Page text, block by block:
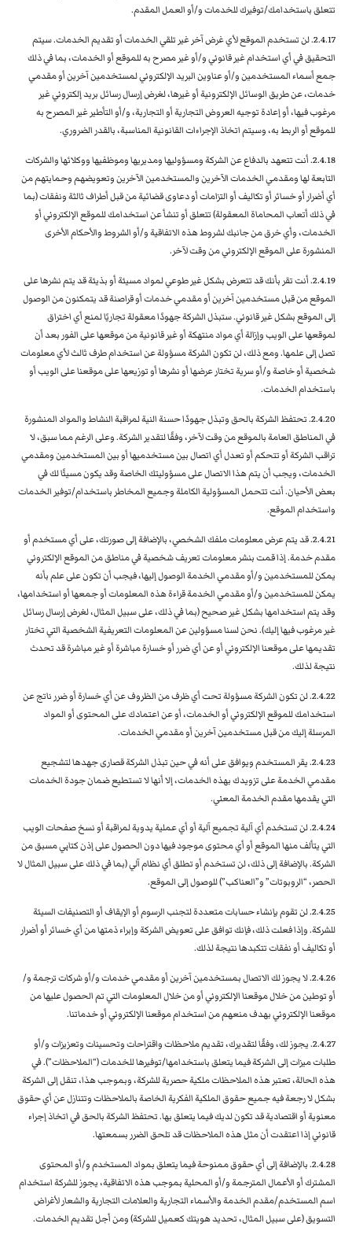
تتعلق باستخدامك/توفيرك للخدمات و/أو العمل المقدم.
2.4.17. لن تستخدم الموقع لأي غرض آخر غير تلقي الخدمات أو تقديم الخدمات. سيتم
التحقيق في أي استخدام غير قانوني و/أو غير مصرح به للموقع أو الخدمات، بما في ذلك
جمع أسماء المستخدمين و/أو عناوين البريد الإلكتروني لمستخدمين آخرين أو مقدمي
خدمات، عن طريق الوسائل الإلكترونية أو غيرها، لغرض إرسال رسائل بريد إلكتروني غير
مرغوب فيها، أو إعادة توجيه العروض التجارية أو التجارية، و/أو التأطير غير المصرح به
للموقع أو الربط به، وسيتم اتخاذ الإجراءات القانونية المناسبة، بالقدر الضروري.
2.4.18. أنت تتعهد بالدفاع عن الشركة ومسؤوليها ومديريها وموظفيها ووكلائها والشركات
التابعة لها ومقدمي الخدمات الآخرين والمستخدمين الآخرين وتعويضهم وحمايتهم من
أي أضرار أو خسائر أو تكاليف أو التزامات أو دعاوى قضائية من قبل أطراف ثالثة ونفقات (بما
في ذلك أتعاب المحاماة المعقولة) تتعلق أو تنشأ عن استخدامك للموقع الإلكتروني أو
الخدمات، وأي خرق من جانبك لشروط هذه الاتفاقية و/أو الشروط والأحكام الأخرى
المنشورة على الموقع الإلكتروني من وقت لآخر.
2.4.19. أنت تقر بأنك قد تتعرض بشكل غير طوعي لمواد مسيئة أو بذيئة قد يتم نشرها على
الموقع من قبل مستخدمين آخرين أو مقدمي خدمات أو قراصنة قد يتمكنون من الوصول
إلى الموقع بشكل غير قانوني. ستبذل الشركة جهودًا معقولة تجاريًا لمنع أي اختراق
لموقعها على الويب وإزالة أي مواد منتهكة أو غير قانونية من موقعها على الفور بعد أن
تصل إلى علمها. ومع ذلك، لن تكون الشركة مسؤولة عن استخدام طرف ثالث لأي معلومات
شخصية أو خاصة و/أو سرية تختار عرضها أو نشرها أو توزيعها على موقعنا على الويب أو
باستخدام الخدمات.
2.4.20. تحتفظ الشركة بالحق وتبذل جهودًا حسنة النية لمراقبة النشاط والمواد المنشورة
في المناطق العامة بالموقع من وقت لآخر، وفقًا لتقدير الشركة. وعلى الرغم مما سبق، لا
تراقب الشركة أو تتحكم أو تعدل أي اتصال بين مستخدميها أو بين المستخدمين ومقدمي
الخدمات، ويجب أن يتم هذا الاتصال على مسؤوليتك الخاصة وقد يكون مسيئًا لك في
بعض الأحيان. أنت تتحمل المسؤولية الكاملة وجميع المخاطر باستخدام/توفير الخدمات
واستخدام الموقع.
2.4.21. قد يتم عرض معلومات ملفك الشخصي، بالإضافة إلى صورتك، على أي مستخدم أو
مقدم خدمة. إذا قمت بنشر معلومات تعريف شخصية في مناطق من الموقع الإلكتروني
يمكن للمستخدمين و/أو مقدمي الخدمة الوصول إليها، فيجب أن تكون على علم بأنه
يمكن للمستخدمين و/أو مقدمي الخدمة قراءة هذه المعلومات أو جمعها أو استخدامها،
وقد يتم استخدامها بشكل غير صحيح (بما في ذلك، على سبيل المثال، لغرض إرسال رسائل
غير مرغوب فيها إليك). نحن لسنا مسؤولين عن المعلومات التعريفية الشخصية التي تختار
تقديمها على موقعنا الإلكتروني أو عن أي ضرر أو خسارة مباشرة أو غير مباشرة قد تحدث
نتيجة لذلك.
2.4.22. لن تكون الشركة مسؤولة تحت أي ظرف من الظروف عن أي خسارة أو ضرر ناتج عن
استخدامك للموقع الإلكتروني أو الخدمات، أو عن اعتمادك على المحتوى أو المواد
المرسلة إليك من قبل مستخدمين آخرين أو مقدمي الخدمات.
2.4.23. يقر المستخدم ويوافق على أنه في حين تبذل الشركة قصارى جهدها لتشجيع
مقدمي الخدمة على تزويدك بهذه الخدمات، إلا أنها لا تستطيع ضمان جودة الخدمات
التي يقدمها مقدم الخدمة المعني.
2.4.24. لن تستخدم أي آلية تجميع آلية أو أي عملية يدوية لمراقبة أو نسخ صفحات الويب
التي يتألف منها الموقع أو أي محتوى موجود فيها دون الحصول على إذن كتابي مسبق من
الشركة. بالإضافة إلى ذلك، لن تستخدم أو تطلق أي نظام آلي (بما في ذلك على سبيل المثال لا
الحصر، “الروبوتات” و”العناكب”) للوصول إلى الموقع.
2.4.25. لن تقوم بإنشاء حسابات متعددة لتجنب الرسوم أو الإيقاف أو التصنيفات السيئة
للشركة. وإذا فعلت ذلك، فإنك توافق على تعويض الشركة وإبراء ذمتها من أي خسائر أو أضرار
أو تكاليف أو نفقات تتكبدها نتيجة لذلك.
2.4.26. لا يجوز لك الاتصال بمستخدمين آخرين أو مقدمي خدمات و/أو شركات ترجمة و/
أو توطين من خلال موقعنا الإلكتروني أو من خلال المعلومات التي تم الحصول عليها من
موقعنا الإلكتروني بهدف منعهم من استخدام موقعنا الإلكتروني أو خدماتنا.
2.4.27. يجوز لك، وفقًا لتقديرك، تقديم ملاحظات واقتراحات وتحسينات وتعزيزات و/أو
طلبات ميزات إلى الشركة فيما يتعلق باستخدامها/توفيرها للخدمات (“الملاحظات”). في
هذه الحالة، تعتبر هذه الملاحظات ملكية حصرية للشركة، وبموجب هذا، تنقل إلى الشركة
بشكل لا رجعة فيه جميع حقوق الملكية الفكرية الخاصة بالملاحظات وتتنازل عن أي حقوق
معنوية أو اقتصادية قد تكون لديك فيما يتعلق بها. تحتفظ الشركة بالحق في اتخاذ إجراء
قانوني إذا اعتقدت أن مثل هذه الملاحظات قد تلحق الضرر بسمعتها.
2.4.28. بالإضافة إلى أي حقوق ممنوحة فيما يتعلق بمواد المستخدم و/أو المحتوى
المشترك أو الأعمال المترجمة و/أو المحلية بموجب هذه الاتفاقية، يجوز للشركة استخدام
اسم المستخدم/مقدم الخدمة والأسماء التجارية والعلامات التجارية والشعار لأغراض
التسويق (على سبيل المثال، تحديد هويتك كعميل للشركة) ومن أجل تقديم الخدمات.